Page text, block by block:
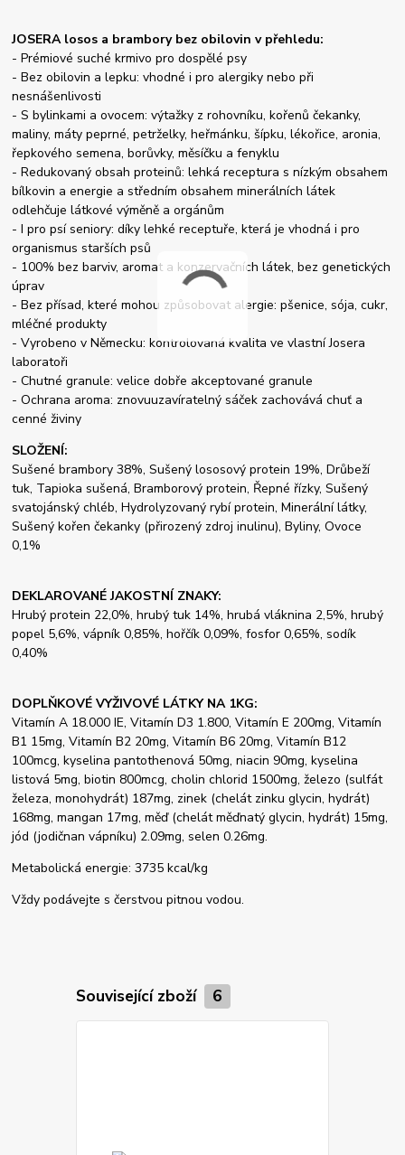
JOSERA losos a brambory bez obilovin v přehledu:
- Prémiové suché krmivo pro dospělé psy
- Bez obilovin a lepku: vhodné i pro alergiky nebo při
nesnášenlivosti
- S bylinkami a ovocem: výtažky z rohovníku, kořenů čekanky,
maliny, máty peprné, petrželky, heřmánku, šípku, lékořice, aronia,
řepkového semena, borůvky, měsíčku a fenyklu
- Redukovaný obsah proteinů: lehká receptura s nízkým obsahem
bílkovin a energie a středním obsahem minerálních látek
odlehčuje látkové výměně a orgánům
- I pro psí seniory: díky lehké receptuře, která je vhodná i pro
organismus starších psů
- 100% bez barviv, aromat a konzervačních látek, bez genetických
úprav
- Bez přísad, které mohou způsobovat alergie: pšenice, sója, cukr,
mléčné produkty
- Vyrobeno v Německu: kontrolovaná kvalita ve vlastní Josera
laboratoři
- Chutné granule: velice dobře akceptované granule
- Ochrana aroma: znovuuzavíratelný sáček zachovává chuť a
cenné živiny
SLOŽENÍ:
Sušené brambory 38%, Sušený lososový protein 19%, Drůbeží
tuk, Tapioka sušená, Bramborový protein, Řepné řízky, Sušený
svatojánský chléb, Hydrolyzovaný rybí protein, Minerální látky,
Sušený kořen čekanky (přirozený zdroj inulinu), Byliny, Ovoce
0,1%
DEKLAROVANÉ JAKOSTNÍ ZNAKY:
Hrubý protein 22,0%, hrubý tuk 14%, hrubá vláknina 2,5%, hrubý
popel 5,6%, vápník 0,85%, hořčík 0,09%, fosfor 0,65%, sodík
0,40%
DOPLŇKOVÉ VYŽIVOVÉ LÁTKY NA 1KG:
Vitamín A 18.000 IE, Vitamín D3 1.800, Vitamín E 200mg, Vitamín
B1 15mg, Vitamín B2 20mg, Vitamín B6 20mg, Vitamín B12
100mcg, kyselina pantothenová 50mg, niacin 90mg, kyselina
listová 5mg, biotin 800mcg, cholin chlorid 1500mg, železo (sulfát
železa, monohydrát) 187mg, zinek (chelát zinku glycin, hydrát)
168mg, mangan 17mg, měď (chelát měďnatý glycin, hydrát) 15mg,
jód (jodičnan vápníku) 2.09mg, selen 0.26mg.
Metabolická energie: 3735 kcal/kg
Vždy podávejte s čerstvou pitnou vodou.
Související zboží 6